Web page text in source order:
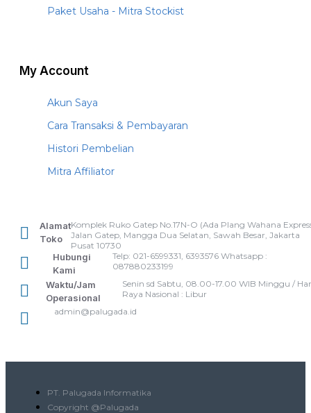
Paket Usaha - Mitra Stockist
My Account
Akun Saya
Cara Transaksi & Pembayaran
Histori Pembelian
Mitra Affiliator
Alamat
Toko
Komplek Ruko Gatep No.17N-O (Ada Plang Wahana
Jalan Gatep, Mangga Dua Selatan, Sawah Besar, Jakarta
Pusat 10730
Hubungi
Kami
Telp: 021-6599331, 6393576 Whatsapp :
087880233199
Waktu/Jam
Operasional
Senin sd Sabtu, 08.00-17.00 WIB Minggu /
Raya Nasional : Libur
admin@palugada.id
PT. Palugada Informatika
Copyright @Palugada